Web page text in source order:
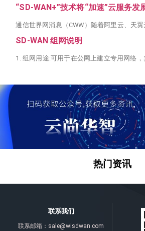
“SD-WAN+”技术将“加速”云服务发
通信世界网消息（CWW）随着阿里云、天
SD-WAN 组网说明
1. 组网用途:可用于在公网上建立专用网络，
热门资讯
联系我们
联系邮箱： sale@wisdwan.com